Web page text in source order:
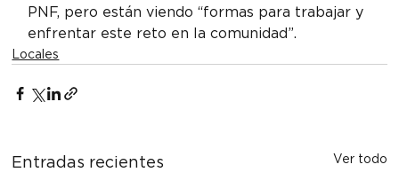
PNF, pero están viendo “formas para trabajar y
enfrentar este reto en la comunidad”.
Locales
Entradas recientes Ver todo